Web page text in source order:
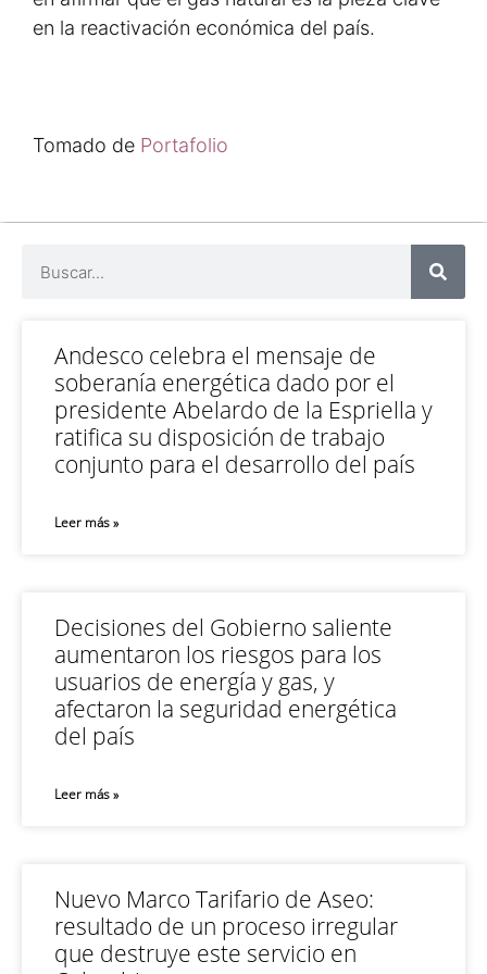
en la reactivación económica del país.
Tomado de Portafolio
Andesco celebra el mensaje de
soberanía energética dado por el
presidente Abelardo de la Espriella y
ratifica su disposición de trabajo
conjunto para el desarrollo del país
Leer más »
Decisiones del Gobierno saliente
aumentaron los riesgos para los
usuarios de energía y gas, y
afectaron la seguridad energética
del país
Leer más »
Nuevo Marco Tarifario de Aseo:
resultado de un proceso irregular
que destruye este servicio en